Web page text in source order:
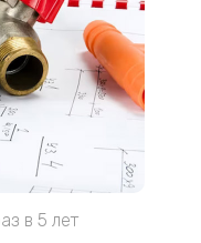
в 5 лет